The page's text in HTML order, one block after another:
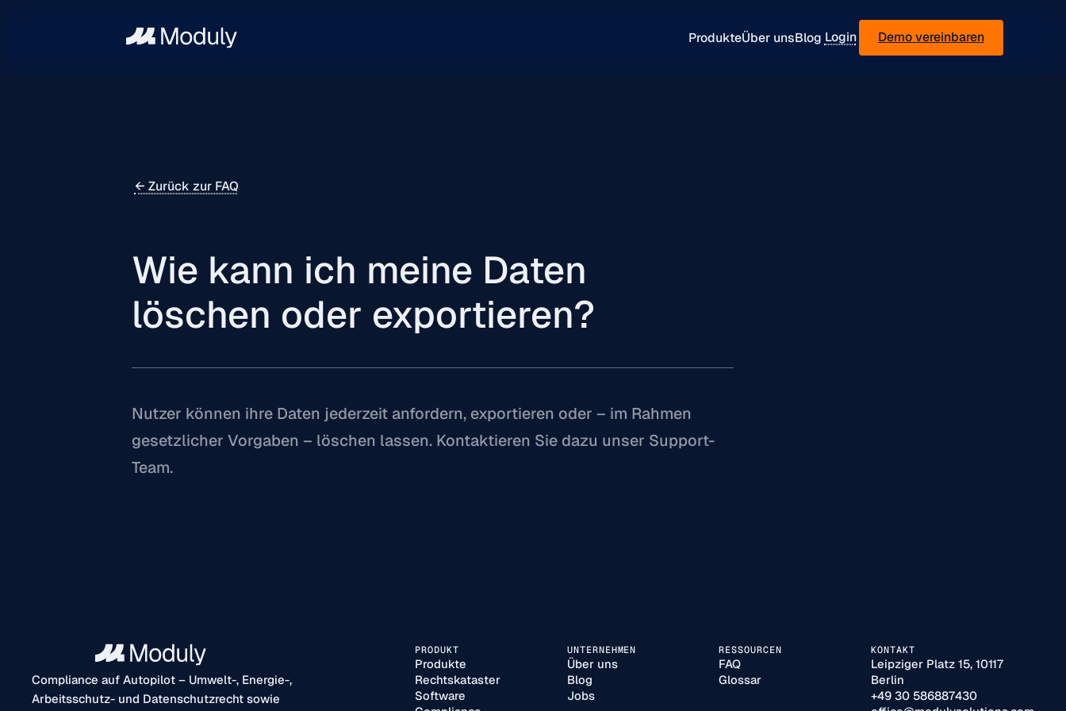
ProdukteÜber unsBlog Login Demo vereinbaren
← Zurück zur FAQ
Wie kann ich meine Daten
löschen oder exportieren?
Nutzer können ihre Daten jederzeit anfordern, exportieren oder – im Rahmen
gesetzlicher Vorgaben – löschen lassen. Kontaktieren Sie dazu unser Support-
Compliance auf Autopilot – Umwelt-, Energie-,
Arbeitsschutz- und Datenschutzrecht sowie
PRODUKT
Produkte
Rechtskataster
Software
UNTERNEHMEN
Über uns
Blog
Jobs
RESSOURCEN
FAQ
Glossar
KONTAKT
Leipziger Platz 15, 10117
Berlin
+49 30 586887430